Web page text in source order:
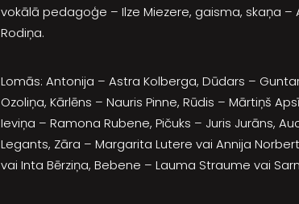
vokālā pedagoģe – Ilze Miezere, gaisma, skaņa
Rodiņa.
Lomās: Antonija – Astra Kolberga, Dūdars –
Ozoliņa, Kārlēns – Nauris Pinne, Rūdis – Mārtiņš
Ieviņa – Ramona Rubene, Pičuks – Juris Jurāns,
Legants, Zāra – Margarita Lutere vai Annija
vai Inta Bērziņa, Bebene – Lauma Straume vai